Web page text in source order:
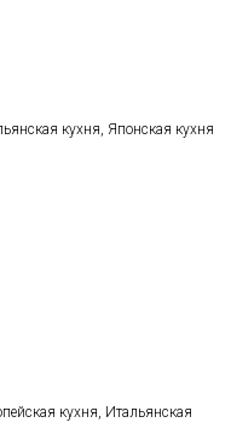
кухня, Японская кухня
кухня, Итальянская